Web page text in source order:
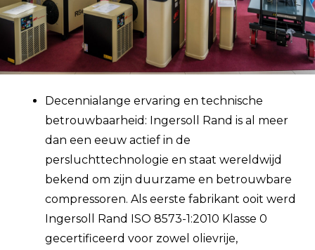
Decennialange ervaring en technische
betrouwbaarheid: Ingersoll Rand is al meer
dan een eeuw actief in de
persluchttechnologie en staat wereldwijd
bekend om zijn duurzame en betrouwbare
compressoren. Als eerste fabrikant ooit werd
Ingersoll Rand ISO 8573-1:2010 Klasse 0
gecertificeerd voor zowel olievrije,